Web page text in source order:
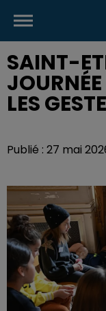
SAINT-
LES
Publié : 27 mai